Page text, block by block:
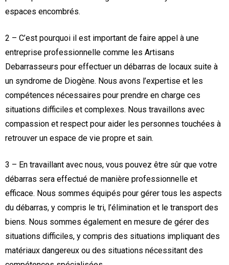
espaces encombrés.
2 – C’est pourquoi il est important de faire appel à une
entreprise professionnelle comme les Artisans
Debarrasseurs pour effectuer un débarras de locaux suite à
un syndrome de Diogène. Nous avons l’expertise et les
compétences nécessaires pour prendre en charge ces
situations difficiles et complexes. Nous travaillons avec
compassion et respect pour aider les personnes touchées à
retrouver un espace de vie propre et sain.
3 – En travaillant avec nous, vous pouvez être sûr que votre
débarras sera effectué de manière professionnelle et
efficace. Nous sommes équipés pour gérer tous les aspects
du débarras, y compris le tri, l’élimination et le transport des
biens. Nous sommes également en mesure de gérer des
situations difficiles, y compris des situations impliquant des
matériaux dangereux ou des situations nécessitant des